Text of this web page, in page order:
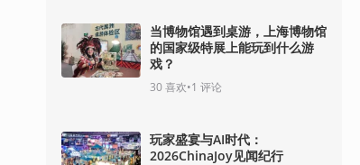
当博物馆遇到桌游，上海博物馆
的国家级特展上能玩到什么游
戏？
30喜欢•1 评论
玩家盛宴与AI时代：
2026ChinaJoy见闻纪行